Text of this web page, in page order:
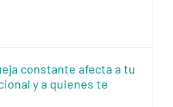
constante afecta a tu
y a quienes te